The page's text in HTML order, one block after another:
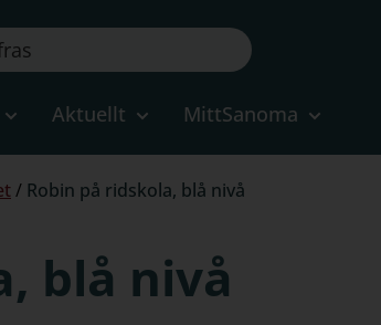
Aktuellt MittSanoma
/ Robin på ridskola, blå nivå
blå nivå